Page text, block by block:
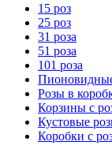
15 роз
25 роз
31 роза
51 роза
101 роза
Розы в
Корзины с
Кустовые
Коробки с